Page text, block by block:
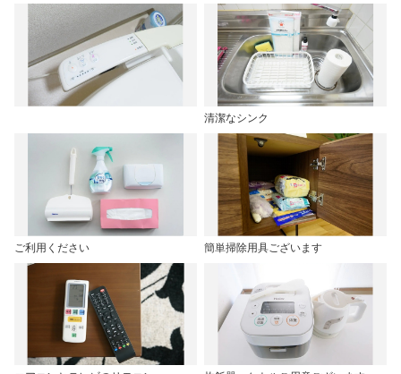
清潔なシンク
ご利用ください 簡単掃除用具ございます